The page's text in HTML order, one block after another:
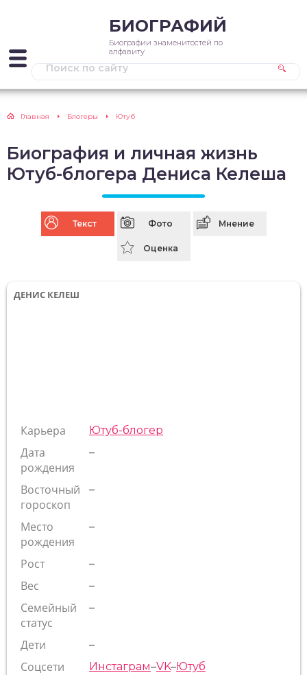
БИОГРАФИЙ
Биографии знаменитостей по
алфавиту
Главная Блогеры Ютуб
Биография и личная жизнь
Ютуб-блогера Дениса Келеша
Текст Фото Мнение
Оценка
ДЕНИС КЕЛЕШ
Карьера Ютуб-блогер
Дата
рождения
–
Восточный
гороскоп
–
Место
рождения
–
Рост –
Вес –
Семейный
статус
–
Дети –
Соцсети Инстаграм–VK–Ютуб